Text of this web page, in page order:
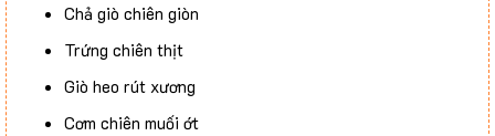
Chả giò chiên giòn
Trứng chiên thịt
Giò heo rút xương
Cơm chiên muối ớt